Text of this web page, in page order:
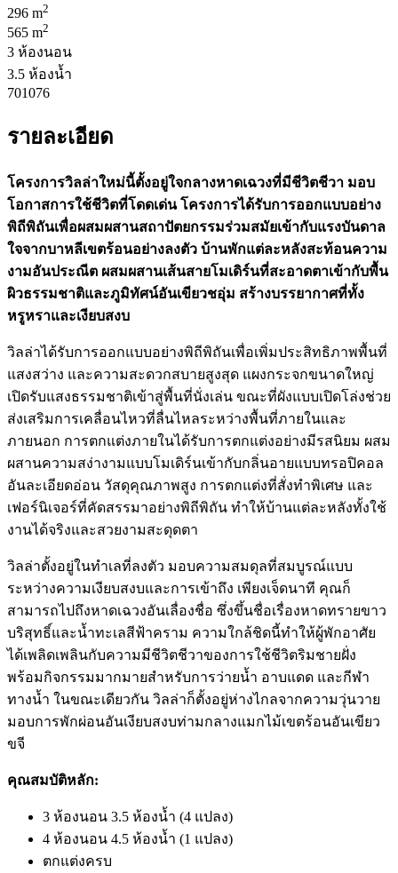
296 m2
565 m2
3 ห้องนอน
3.5 ห้องน้ำ
701076
รายละเอียด
โครงการวิลล่าใหม่นี้ตั้งอยู่ใจกลางหาดเฉวงที่มีชีวิตชีวา มอบ
โอกาสการใช้ชีวิตที่โดดเด่น โครงการได้รับการออกแบบอย่าง
พิถีพิถันเพื่อผสมผสานสถาปัตยกรรมร่วมสมัยเข้ากับแรงบันดาล
ใจจากบาหลีเขตร้อนอย่างลงตัว บ้านพักแต่ละหลังสะท้อนความ
งามอันประณีต ผสมผสานเส้นสายโมเดิร์นที่สะอาดตาเข้ากับพื้น
ผิวธรรมชาติและภูมิทัศน์อันเขียวชอุ่ม สร้างบรรยากาศที่ทั้ง
หรูหราและเงียบสงบ
วิลล่าได้รับการออกแบบอย่างพิถีพิถันเพื่อเพิ่มประสิทธิภาพพื้นที่
แสงสว่าง และความสะดวกสบายสูงสุด แผงกระจกขนาดใหญ่
เปิดรับแสงธรรมชาติเข้าสู่พื้นที่นั่งเล่น ขณะที่ผังแบบเปิดโล่งช่วย
ส่งเสริมการเคลื่อนไหวที่ลื่นไหลระหว่างพื้นที่ภายในและ
ภายนอก การตกแต่งภายในได้รับการตกแต่งอย่างมีรสนิยม ผสม
ผสานความสง่างามแบบโมเดิร์นเข้ากับกลิ่นอายแบบทรอปิคอล
อันละเอียดอ่อน วัสดุคุณภาพสูง การตกแต่งที่สั่งทำพิเศษ และ
เฟอร์นิเจอร์ที่คัดสรรมาอย่างพิถีพิถัน ทำให้บ้านแต่ละหลังทั้งใช้
งานได้จริงและสวยงามสะดุดตา
วิลล่าตั้งอยู่ในทำเลที่ลงตัว มอบความสมดุลที่สมบูรณ์แบบ
ระหว่างความเงียบสงบและการเข้าถึง เพียงเจ็ดนาที คุณก็
สามารถไปถึงหาดเฉวงอันเลื่องชื่อ ซึ่งขึ้นชื่อเรื่องหาดทรายขาว
บริสุทธิ์และน้ำทะเลสีฟ้าคราม ความใกล้ชิดนี้ทำให้ผู้พักอาศัย
ได้เพลิดเพลินกับความมีชีวิตชีวาของการใช้ชีวิตริมชายฝั่ง
พร้อมกิจกรรมมากมายสำหรับการว่ายน้ำ อาบแดด และกีฬา
ทางน้ำ ในขณะเดียวกัน วิลล่าก็ตั้งอยู่ห่างไกลจากความวุ่นวาย
มอบการพักผ่อนอันเงียบสงบท่ามกลางแมกไม้เขตร้อนอันเขียว
ขจี
คุณสมบัติหลัก:
3 ห้องนอน 3.5 ห้องน้ำ (4 แปลง)
4 ห้องนอน 4.5 ห้องน้ำ (1 แปลง)
ตกแต่งครบ